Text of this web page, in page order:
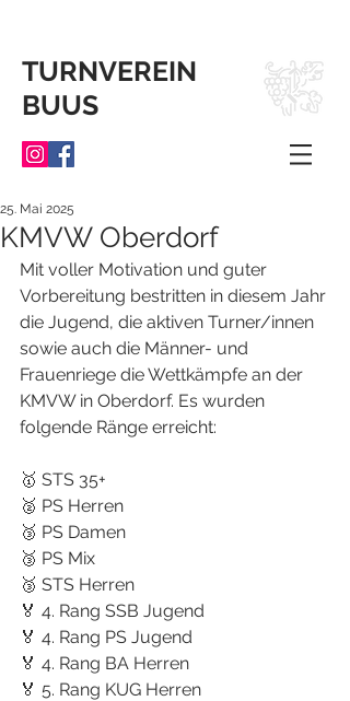
TURNVEREIN
BUUS
KMVW Oberdorf
25. Mai 2025
Mit voller Motivation und guter
Vorbereitung bestritten in diesem Jahr
die Jugend, die aktiven Turner/innen
sowie auch die Männer- und
Frauenriege die Wettkämpfe an der
KMVW in Oberdorf. Es wurden
folgende Ränge erreicht:
🥇 STS 35+
🥈 PS Herren
🥉 PS Damen
🥉 PS Mix
🥉 STS Herren
🏅 4. Rang SSB Jugend
🏅 4. Rang PS Jugend
🏅 4. Rang BA Herren
🏅 5. Rang KUG Herren